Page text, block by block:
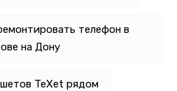
телефон в
на Дону
TeXet рядом